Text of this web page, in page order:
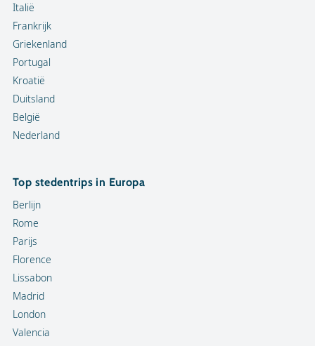
Italië
Frankrijk
Griekenland
Portugal
Kroatië
Duitsland
België
Nederland
Top stedentrips in Europa
Berlijn
Rome
Parijs
Florence
Lissabon
Madrid
London
Valencia